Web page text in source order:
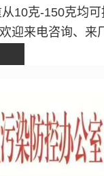
克-150克均可
迎来电咨询、来